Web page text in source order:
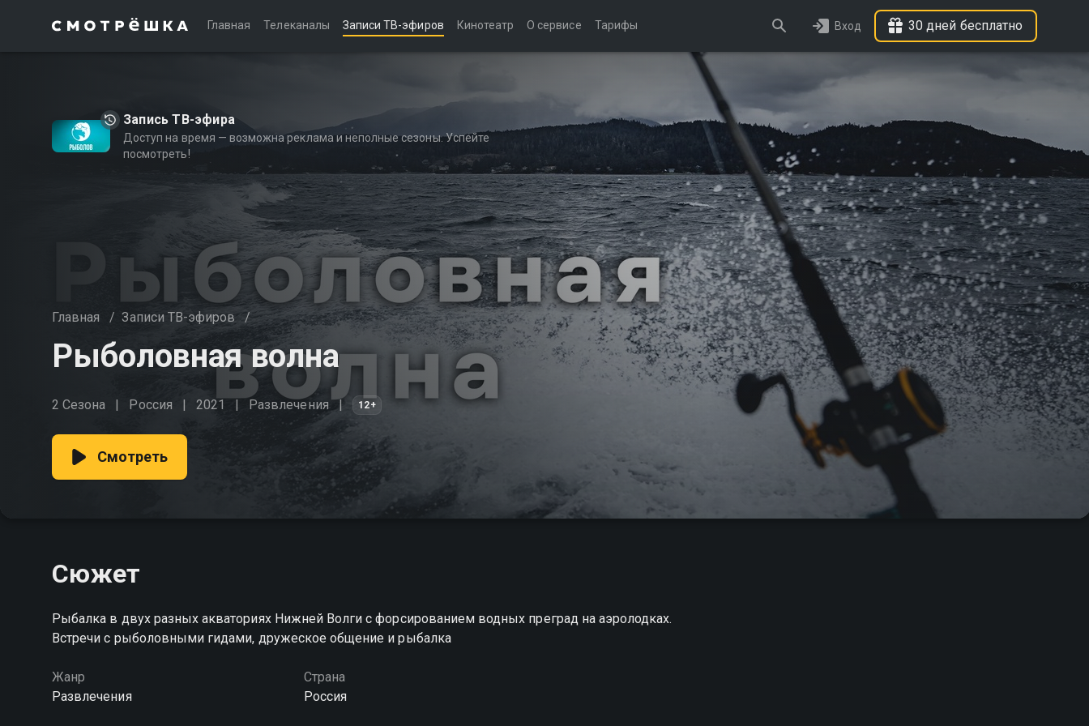
Главная Телеканалы Записи ТВ-эфиров Кинотеатр О сервисе Тарифы Вход 30 дней бесплатно
Запись ТВ-эфира
Доступ на время — возможна реклама и неполные сезоны. Успейте
посмотреть!
Главная / Записи ТВ-эфиров /
Рыболовная волна
2 Сезона Россия 2021 Развлечения 12+
Смотреть
Сюжет
Рыбалка в двух разных акваториях Нижней Волги с форсированием водных преград на аэролодках.
Встречи с рыболовными гидами, дружеское общение и рыбалка
Жанр
Развлечения
Страна
Россия